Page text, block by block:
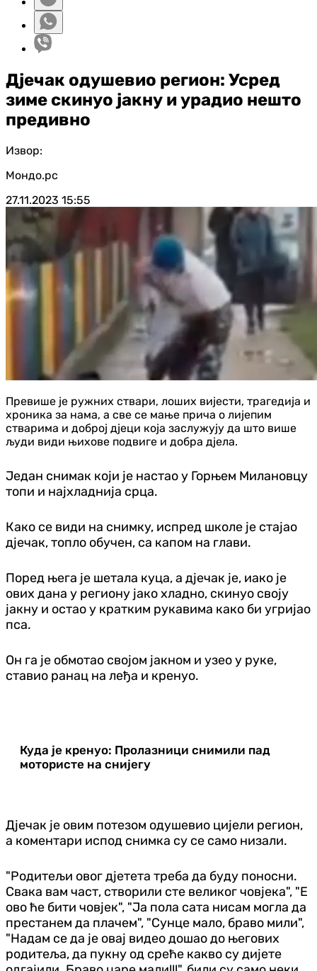
Дјечак одушевио регион: Усред
зиме скинуо јакну и урадио нешто
предивно
Извор:
Мондо.рс
27.11.2023 15:55
Превише је ружних ствари, лоших вијести, трагедија и
хроника за нама, а све се мање прича о лијепим
стварима и доброј дјеци која заслужују да што више
људи види њихове подвиге и добра дјела.
Један снимак који је настао у Горњем Милановцу
топи и најхладнија срца.
Како се види на снимку, испред школе је стајао
дјечак, топло обучен, са капом на глави.
Поред њега је шетала куца, а дјечак је, иако је
ових дана у региону јако хладно, скинуо своју
јакну и остао у кратким рукавима како би угријао
пса.
Он га је обмотао својом јакном и узео у руке,
ставио ранац на леђа и кренуо.
Куда је кренуо: Пролазници снимили пад
мотористе на снијегу
Дјечак је овим потезом одушевио цијели регион,
а коментари испод снимка су се само низали.
"Родитељи овог дјетета треба да буду поносни.
Свака вам част, створили сте великог човјека", "Е
ово ће бити човјек", "Ја пола сата нисам могла да
престанем да плачем", "Сунце мало, браво мили",
"Надам се да је овај видео дошао до његових
родитеља, да пукну од среће какво су дијете